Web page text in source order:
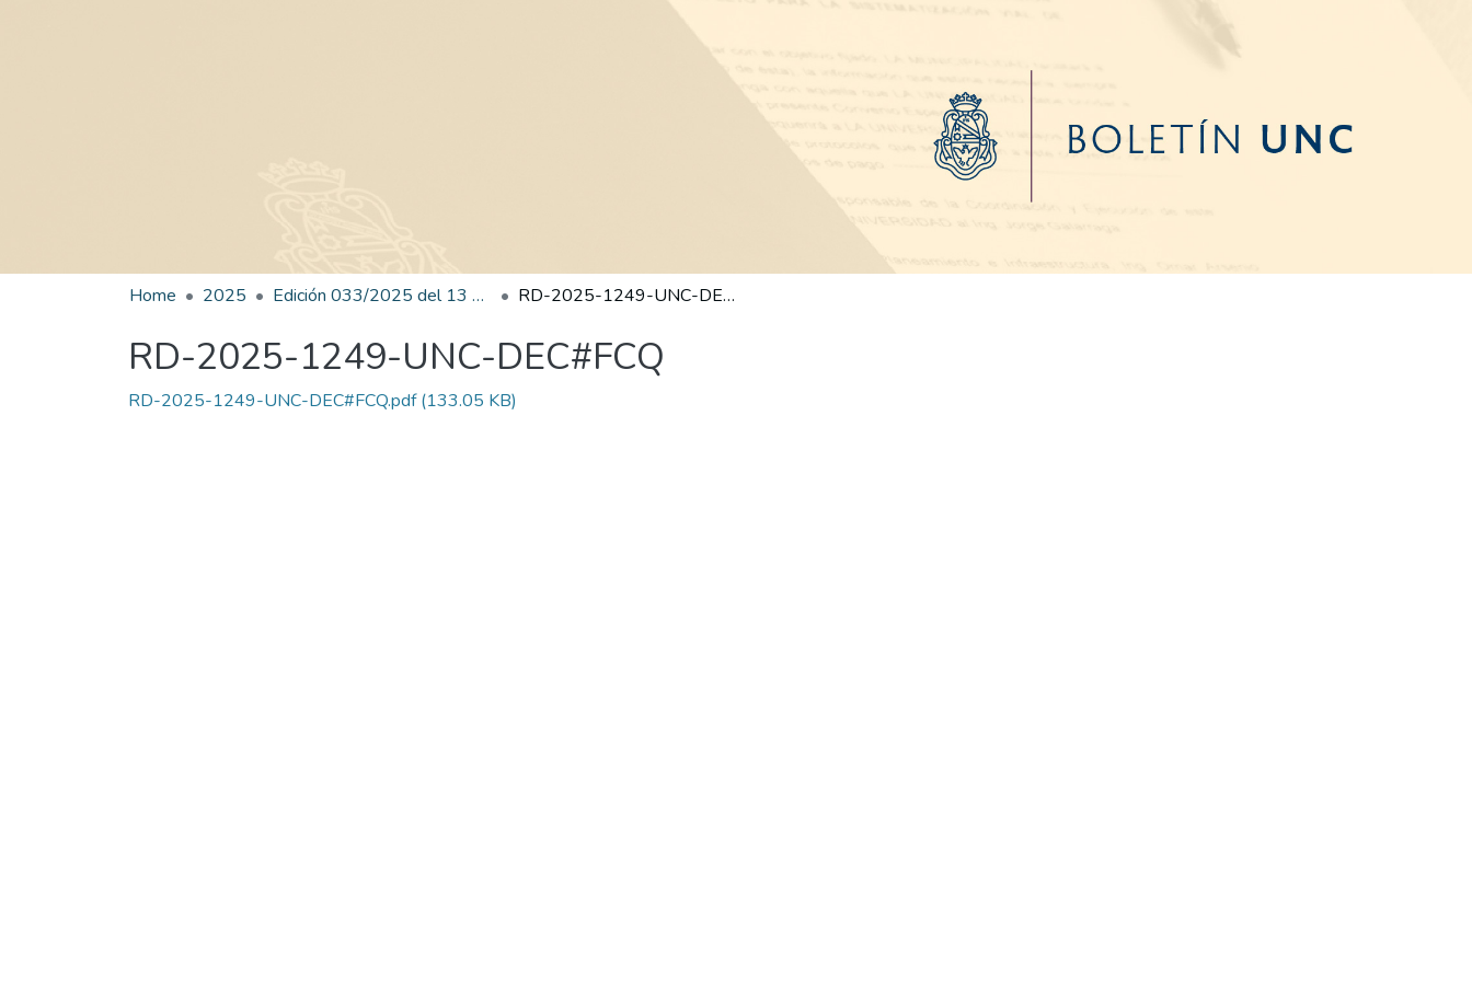
Home 2025 Edición 033/2025 del 13 de agosto de 2025 RD-2025-1249-UNC-DEC#FCQ
RD-2025-1249-UNC-DEC#FCQ
RD-2025-1249-UNC-DEC#FCQ.pdf(133.05 KB)